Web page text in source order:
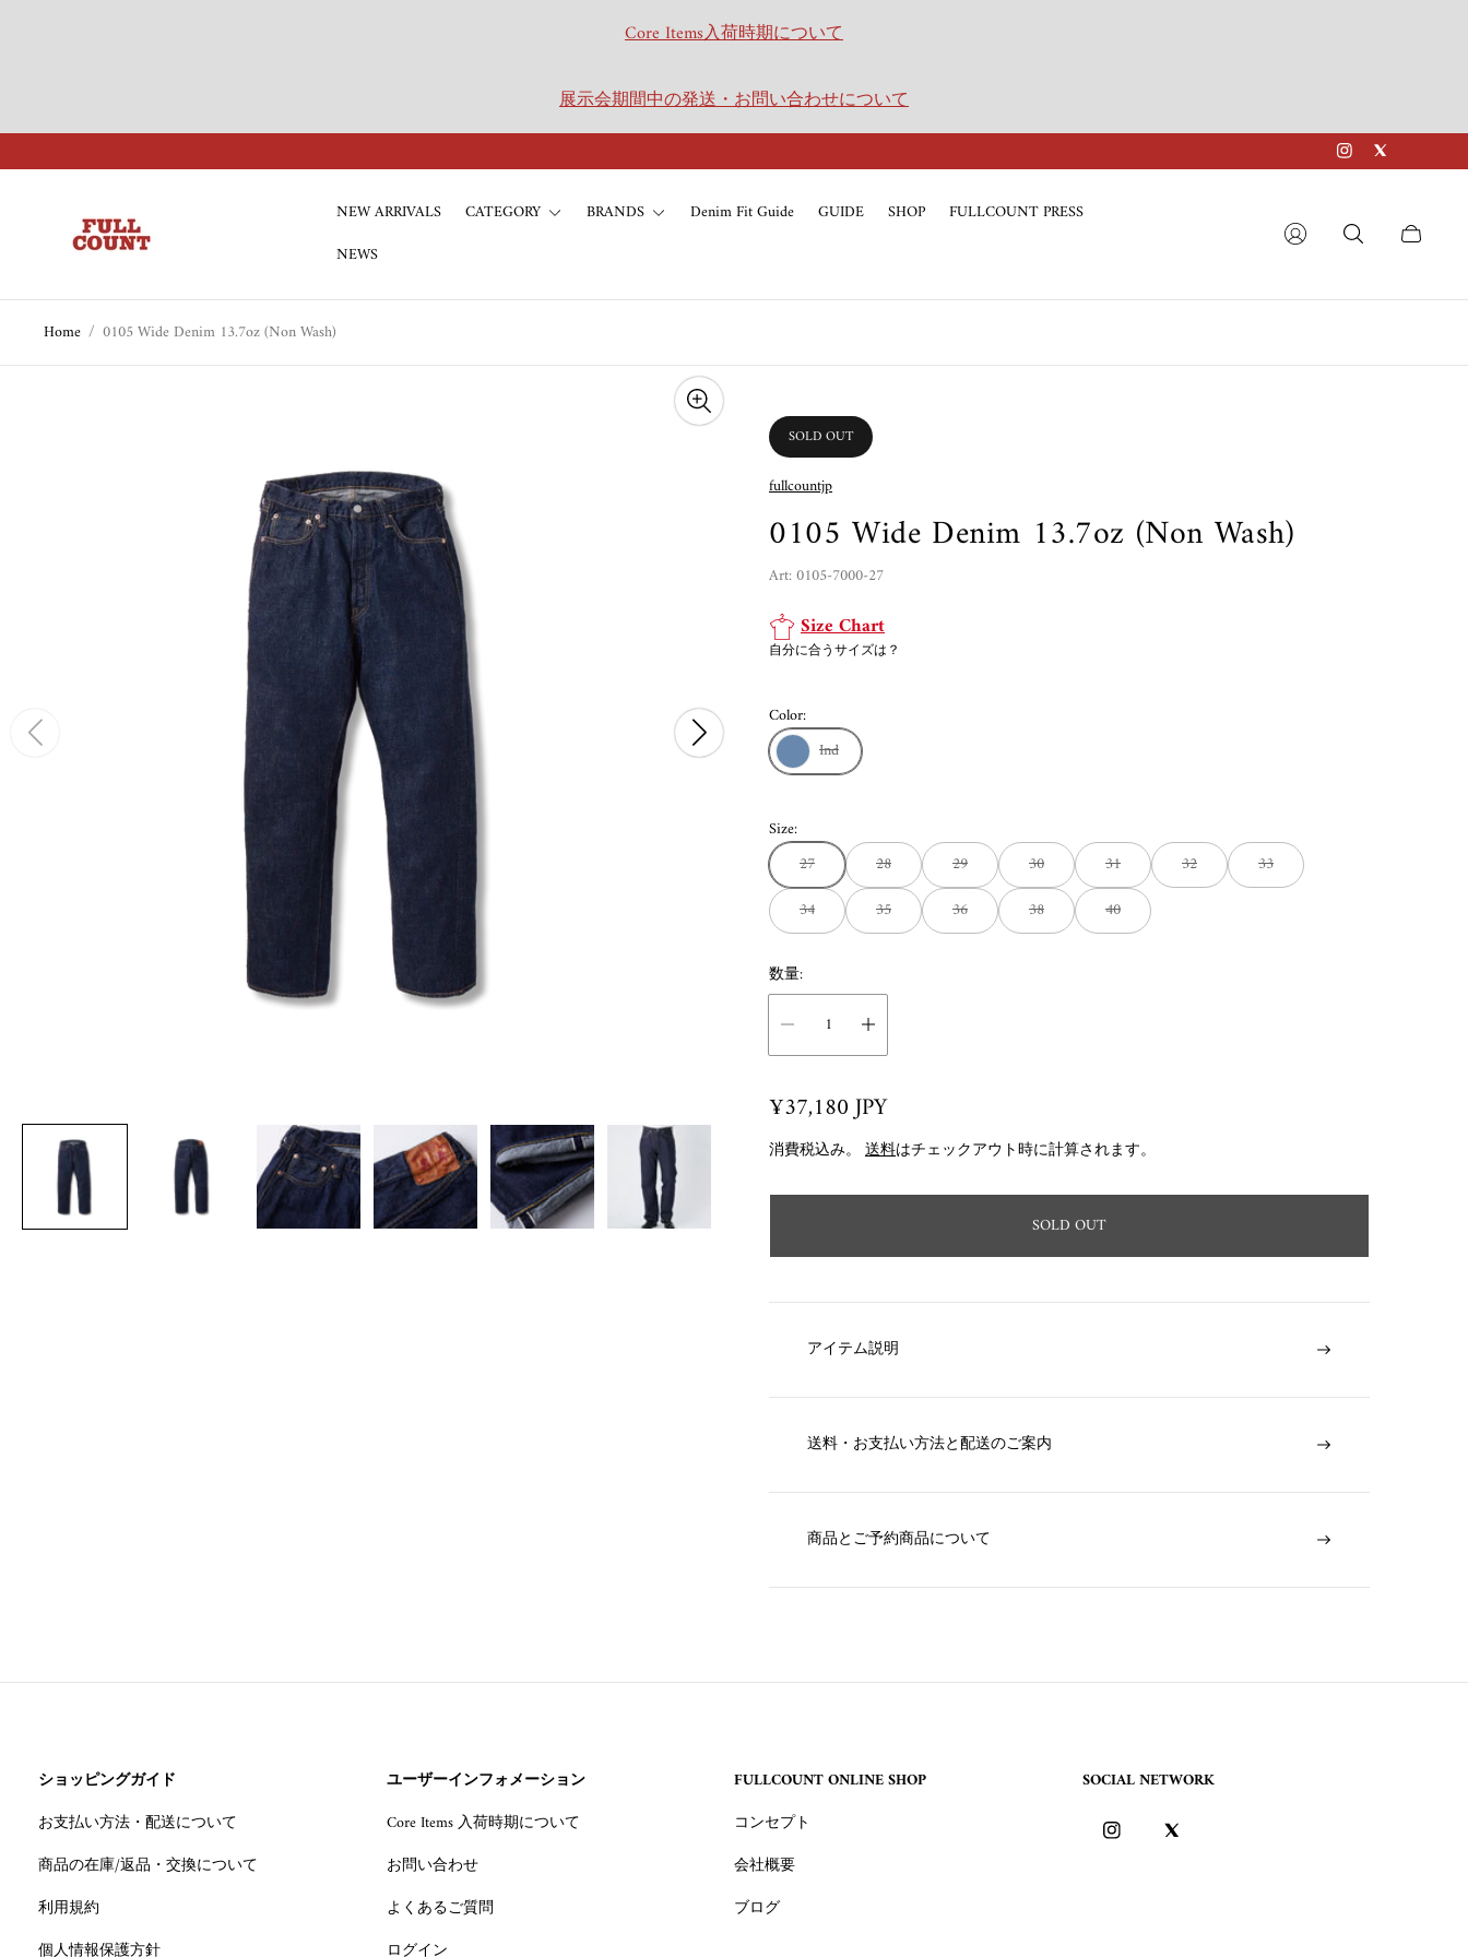
Core Items入荷時期について
展示会期間中の発送・お問い合わせについて
NEW ARRIVALS CATEGORY BRANDS Denim Fit Guide GUIDE SHOP
FULLCOUNT PRESS
NEWS
Cart
Home / 0105 Wide Denim 13.7oz (Non Wash)
PRODUCT
LABEL:
SOLD OUT
fullcountjp
0105 Wide Denim 13.7oz (Non Wash)
Art: 0105-7000-27
Size Chart
自分に合うサイズは？
Color:
Ind
Size:
27
28 29 30 31 32
33
34
35 36 38 40
数量:
R
e
g
u
a
¥37,180 JPY
消費税込み。 送料はチェックアウト時に計算されます。
SOLD OUT
アイテム説明
送料・お支払い方法と配送のご案内
商品とご予約商品について
ショッピングガイド
お支払い方法・配送について
商品の在庫/返品・交換について
利用規約
個人情報保護方針
ユーザーインフォメーション
Core Items 入荷時期について
お問い合わせ
よくあるご質問
ログイン
FULLCOUNT ONLINE SHOP
コンセプト
会社概要
ブログ
SOCIAL NETWORK